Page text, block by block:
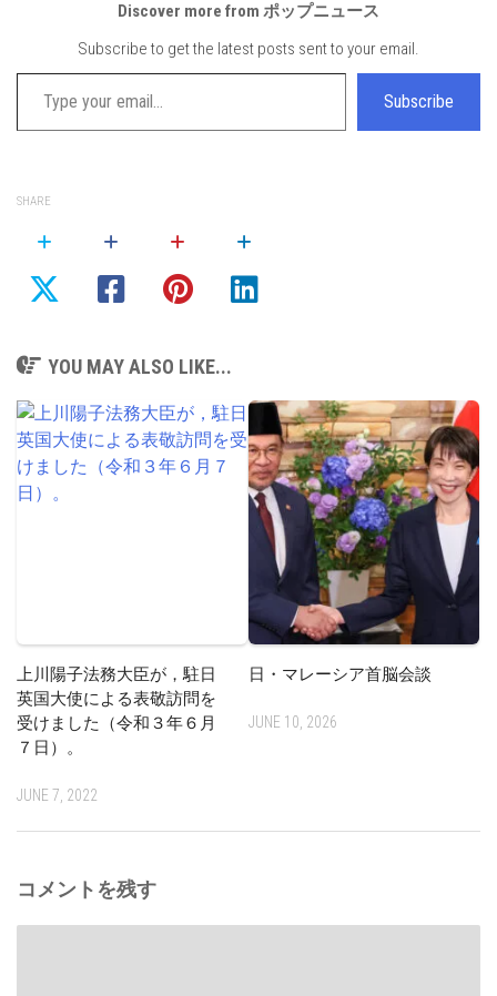
Discover more from ポップニュース
Subscribe to get the latest posts sent to your email.
Type your email…
Subscribe
SHARE
YOU MAY ALSO LIKE...
上川陽子法務大臣が，駐日
英国大使による表敬訪問を
受けました（令和３年６月
７日）。
JUNE 7, 2022
日・マレーシア首脳会談
JUNE 10, 2026
コメントを残す